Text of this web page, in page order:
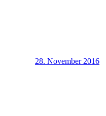
28. November 2016